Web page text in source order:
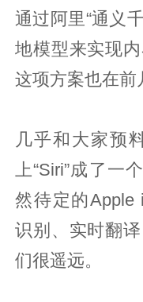
通过阿里“通义
地模型来实现
这项方案也在前
几乎和大家预
上“Siri”成了一
然待定的Apple
识别、实时翻
们很遥远。